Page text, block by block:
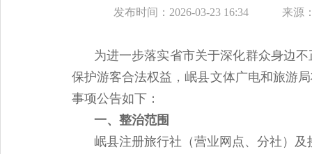
发布时间：2026-03-23 16:34 来源
为进一步落实省市关于深化群众身边
保护游客合法权益，岷县文体广电和旅游
事项公告如下：
一、整治范围
岷县注册旅行社（营业网点、分社）